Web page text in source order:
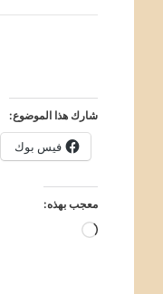
شارك هذا الموضوع:
فيس بوك
معجب بهذه:
جاري